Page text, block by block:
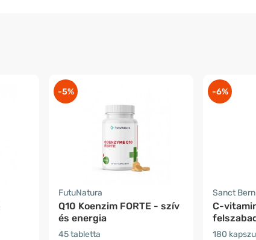
-5%
FutuNatura
Q10 Koenzim FORTE - szív
és energia
45 tabletta
-6%
Sanct
C-
180